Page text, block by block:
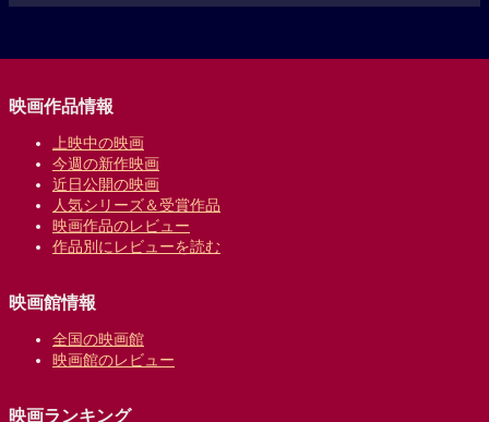
映画作品情報
上映中の映画
今週の新作映画
近日公開の映画
人気シリーズ＆受賞作品
映画作品のレビュー
作品別にレビューを読む
映画館情報
全国の映画館
映画館のレビュー
映画ランキング